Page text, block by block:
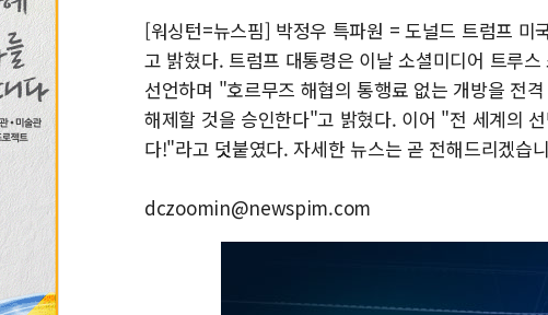
[워싱턴=뉴스핌] 박정우 특파원 = 도널드 트럼프 미
고 밝혔다. 트럼프 대통령은 이날 소셜미디어 트루
선언하며 "호르무즈 해협의 통행료 없는 개방을 전
해제할 것을 승인한다"고 밝혔다. 이어 "전 세계의
다!"라고 덧붙였다. 자세한 뉴스는 곧 전해드리겠습
dczoomin@newspim.com